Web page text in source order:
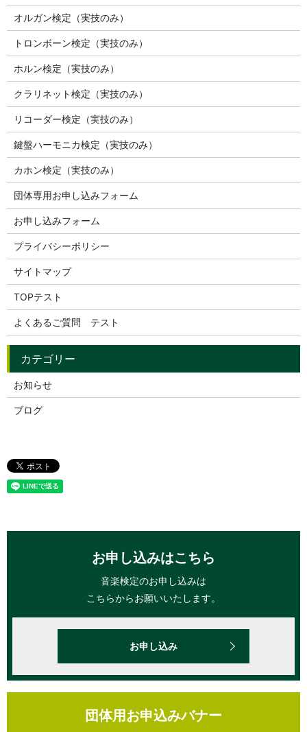
オルガン検定（実技のみ）
トロンボーン検定（実技のみ）
ホルン検定（実技のみ）
クラリネット検定（実技のみ）
リコーダー検定（実技のみ）
鍵盤ハーモニカ検定（実技のみ）
カホン検定（実技のみ）
団体専用お申し込みフォーム
お申し込みフォーム
プライバシーポリシー
サイトマップ
TOPテスト
よくあるご質問 テスト
お知らせ
ブログ
お申し込みはこちら
音楽検定のお申し込みは
こちらからお願いいたします。
お申し込み
団体用お申込みバナー